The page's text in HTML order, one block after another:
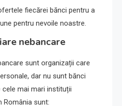
fiecărei bănci pentru a
pentru nevoile noastre.
nebancare
sunt organizații care
dar nu sunt bănci
cele mai mari instituții
România sunt: